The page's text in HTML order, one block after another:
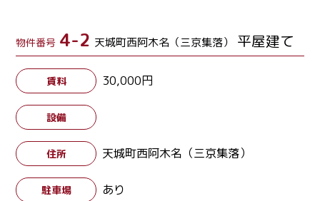
物件番号 4-2 天城町西阿木名（三京集落） 平屋建て
賃料 30,000円
設備
住所 天城町西阿木名（三京集落）
駐車場 あり